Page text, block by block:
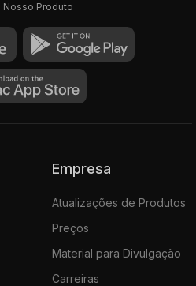
Nosso Produto
Empresa
Atualizações de Produtos
Preços
Material para Divulgação
Carreiras